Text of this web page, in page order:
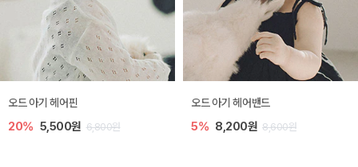
오드 아기 헤어핀
20% 5,500원 6,800원
오드 아기 헤어밴드
5% 8,200원 8,600원